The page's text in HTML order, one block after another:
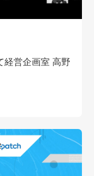
経営企画室 高野